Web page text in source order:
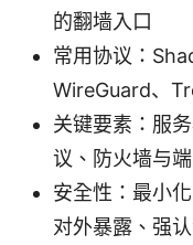
的翻墙入口
常用协议：
WireGuard、
关键要素：服
议、防火墙与
安全性：最小
对外暴露、强